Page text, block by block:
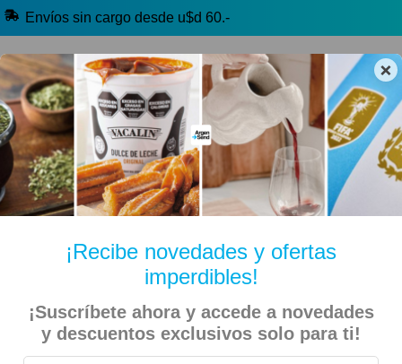
×
¡Recibe novedades y ofertas
imperdibles!
¡Suscríbete ahora y accede a novedades
y descuentos exclusivos solo para ti!
Envíos sin cargo desde u$d 60.-
🔥 Alfajores y Golosinas
🧉 Clásicos argentinos 🏷️ Todas las categorías
Inicio Alimentos Sal y Especias
Alicante – Provenzal Pack 25gr